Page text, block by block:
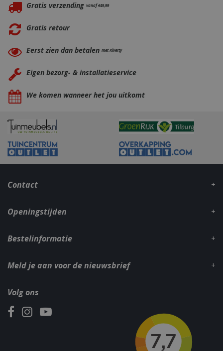
Gratis verzending vanaf €49,99
Gratis retour
Eerst zien dan betalen met Riverty
Eigen bezorg- & installatieservice
We komen wanneer het jou uitkomt
Contact
Volg ons
Openingstijden
Bestelinformatie
Meld je aan voor de nieuwsbrief
VISITOR_PRIVACY_METADATA
YouTube
.youtube.com
Aanbieder/ Domein
Vervaldatum